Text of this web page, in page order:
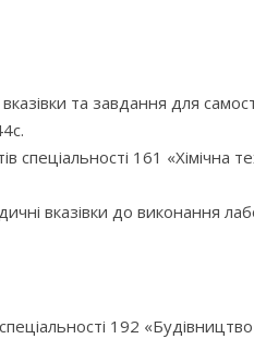
та завдання для
161 «Хімічна
вказівки до виконання
192